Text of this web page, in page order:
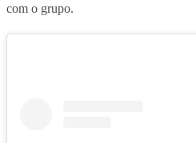
com o grupo.